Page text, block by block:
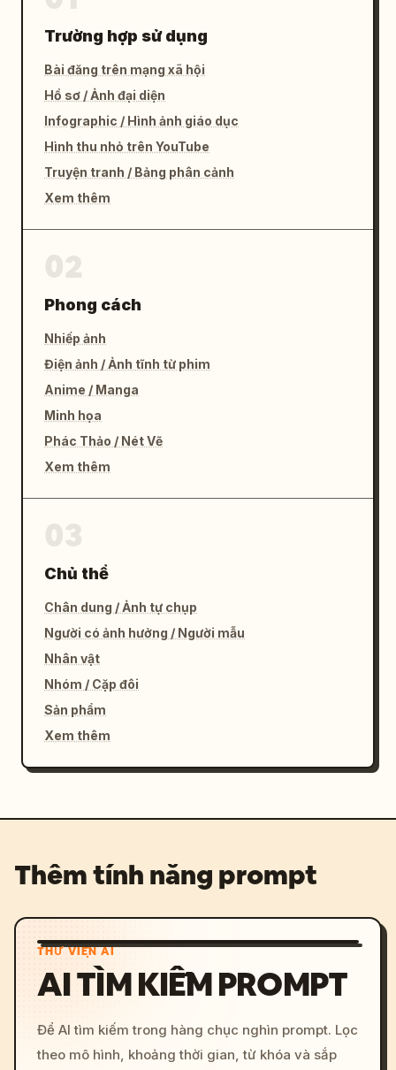
Trường hợp sử dụng
Bài đăng trên mạng xã hội
Hồ sơ / Ảnh đại diện
Infographic / Hình ảnh giáo dục
Hình thu nhỏ trên YouTube
Truyện tranh / Bảng phân cảnh
Xem thêm
Phong cách
Nhiếp ảnh
Điện ảnh / Ảnh tĩnh từ phim
Anime / Manga
Minh họa
Phác Thảo / Nét Vẽ
Xem thêm
Chủ thể
Chân dung / Ảnh tự chụp
Người có ảnh hưởng / Người mẫu
Nhân vật
Nhóm / Cặp đôi
Sản phẩm
Xem thêm
Thêm tính năng prompt
THƯ VIỆN AI
AI TÌM KIẾM PROMPT
Để AI tìm kiếm trong hàng chục nghìn prompt. Lọc
theo mô hình, khoảng thời gian, từ khóa và sắp